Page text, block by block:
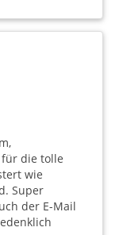
für die tolle
wie
Super
der E-Mail